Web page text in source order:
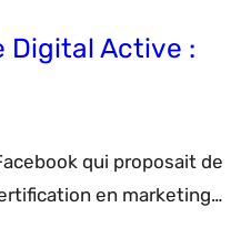
avait d’autres que je
Digital Active :
qui proposait de
en marketing